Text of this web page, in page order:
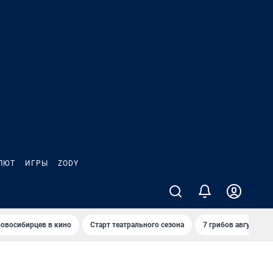
ИГРЫ ZODY
в кино Старт театрального сезона 7 грибов августа